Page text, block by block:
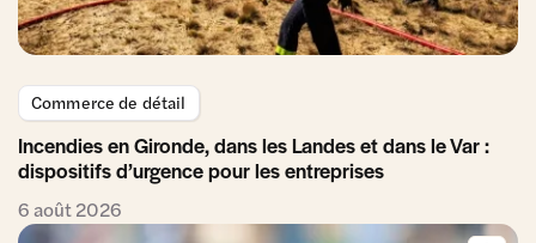
Commerce de détail
Incendies en Gironde, dans les Landes et dans le Var :
dispositifs d’urgence pour les entreprises
6 août 2026